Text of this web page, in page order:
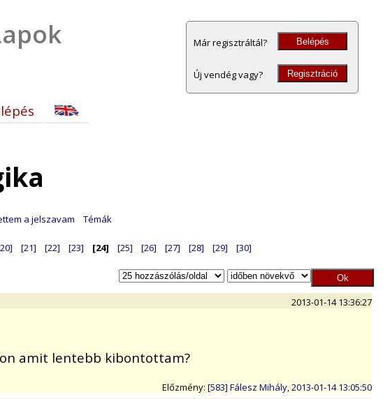
Már regisztráltál? Belépés
Új vendég vagy? Regisztráció
a jelszavam Témák
[21] [22] [23] [24] [25] [26] [27] [28] [29] [30]
2013-01-14 13:36:27
amit lentebb kibontottam?
Előzmény: [583] Fálesz Mihály, 2013-01-14 13:05:50